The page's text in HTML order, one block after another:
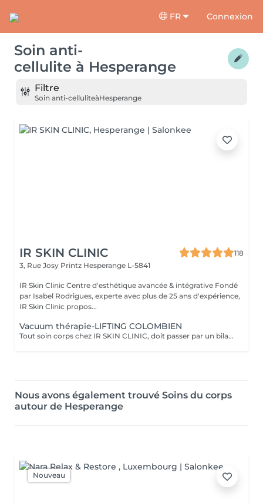
FR Connexion
Soin anti-
cellulite à Hesperange
Filtre
Soin anti-celluliteàHesperange
IR SKIN CLINIC
118
3, Rue Josy Printz Hesperange L-5841
IR Skin Clinic Centre d'esthétique avancée & intégrative Fondé
par Isabel Rodrigues, experte avec plus de 25 ans d'expérience,
IR Skin Clinic propos...
Vacuum thérapie-LIFTING COLOMBIEN
Tout soin corps chez IR SKIN CLINIC, doit passer par un bilan Ayuverdique auprès de la thérapeute Isabel .Tout nouveau client doit réserver ce soin par téléphone à l'institut. Un bilan corps devra être fait avant.* Vaccum thérapie, est utilisée principalement pour combattre notre amie la cellulite, sur toutes les zones concernées : bras, jambes, fesses, abdomen. Mais, elle peut aussi être utilisée pour remodeler le corps, faciliter les traitements pré et post opératoire, elle peut-être utilisée après une grossesse, rehausser les fesses et les tonifier, aider à un meilleur drainage lymphatique.
Nous avons également trouvé Soins du corps
autour de Hesperange
Nouveau